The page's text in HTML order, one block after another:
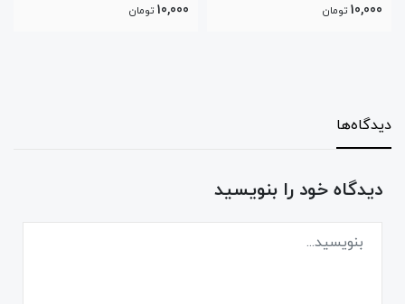
10,000 تومان 10,000 تومان
دیدگاه‌ها
دیدگاه خود را بنویسید